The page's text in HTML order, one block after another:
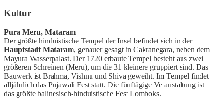
Kultur
Pura Meru, Mataram
Der größte hinduistische Tempel der Insel befindet sich in der
Hauptstadt Mataram, genauer gesagt in Cakranegara, neben dem
Mayura Wasserpalast. Der 1720 erbaute Tempel besteht aus zwei
größeren Schreinen (Meru), um die 31 kleinere gruppiert sind. Das
Bauwerk ist Brahma, Vishnu und Shiva geweiht. Im Tempel findet
alljährlich das Pujawali Fest statt. Die fünftägige Veranstaltung ist
das größte balinesisch-hinduistische Fest Lomboks.